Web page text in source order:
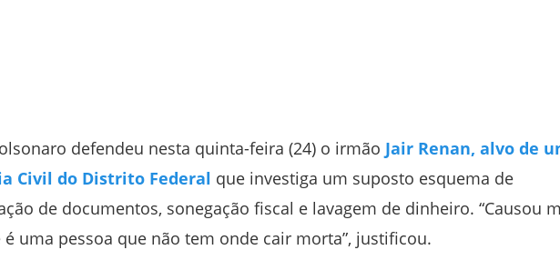
defendeu nesta quinta-feira (24) o irmão Jair Renan, alvo de
Civil do Distrito Federal que investiga um suposto esquema de
de documentos, sonegação fiscal e lavagem de dinheiro. “Causou
uma pessoa que não tem onde cair morta”, justificou.